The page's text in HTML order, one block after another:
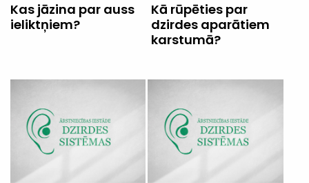
Kas jāzina par auss
ieliktņiem?
Kā rūpēties par
dzirdes aparātiem
karstumā?